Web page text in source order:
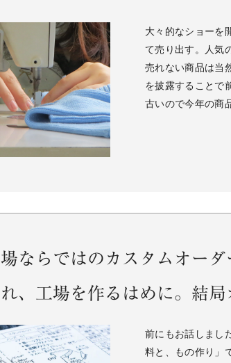
大々的なショーを
て売り出す。人気
売れない商品は当
を披露することで
古いので今年の商
場ならではのカスタムオー
、工場を作るはめに。結
前にもお話しまし
料と、もの作り」